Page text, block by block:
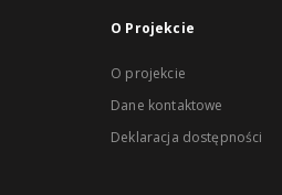
O Projekcie
O projekcie
Dane kontaktowe
Deklaracja dostępności